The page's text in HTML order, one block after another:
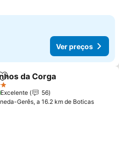
Ver preços
Adicionar aos favoritos
da Corga
Excelente
56
Gerês, a 16.2 km de Boticas